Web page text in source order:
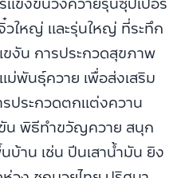
วใหญ่ และรุ่นใหญ่ ที่ระทึก
งัน การประกวดสุขภาพ
พันธุ์ควาย เพื่อส่งเสริม
ประกวดตกแต่งควาน
น พิธีทำขวัญควาย สนุก
าน เช่น ปีนเสาน้ำมัน ยิง